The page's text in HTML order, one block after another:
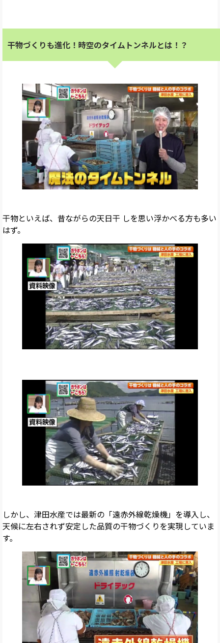
干物づくりも進化！時空のタイムトンネルとは！？
干物といえば、昔ながらの天日干 しを思い浮かべる方も多い
はず。
しかし、津田水産では最新の「遠赤外線乾燥機」を導入し、
天候に左右されず安定した品質の干物づくりを実現していま
す。